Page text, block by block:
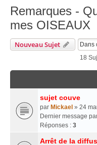
Remarques -
mes OISEAUX
Nouveau Sujet
18
sujet couve
par Mickael » 24
Dernier message
Réponses : 3
Arrêt de la